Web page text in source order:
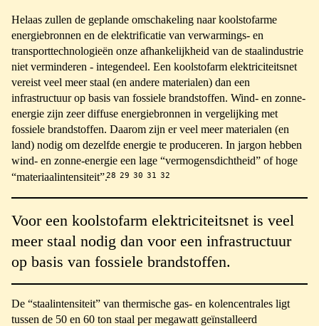
Helaas zullen de geplande omschakeling naar koolstofarme
energiebronnen en de elektrificatie van verwarmings- en
transporttechnologieën onze afhankelijkheid van de staalindustrie
niet verminderen - integendeel. Een koolstofarm elektriciteitsnet
vereist veel meer staal (en andere materialen) dan een
infrastructuur op basis van fossiele brandstoffen. Wind- en zonne-
energie zijn zeer diffuse energiebronnen in vergelijking met
fossiele brandstoffen. Daarom zijn er veel meer materialen (en
land) nodig om dezelfde energie te produceren. In jargon hebben
wind- en zonne-energie een lage “vermogensdichtheid” of hoge
“materiaalintensiteit”.28 29 30 31 32
Voor een koolstofarm elektriciteitsnet is veel
meer staal nodig dan voor een infrastructuur
op basis van fossiele brandstoffen.
De “staalintensiteit” van thermische gas- en kolencentrales ligt
tussen de 50 en 60 ton staal per megawatt geïnstalleerd